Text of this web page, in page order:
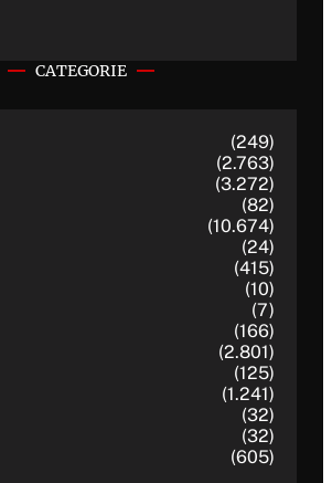
CATEGORIE
(249)
(2.763)
(3.272)
(82)
(10.674)
(24)
(415)
(10)
(7)
(166)
(2.801)
(125)
(1.241)
(32)
(32)
(605)